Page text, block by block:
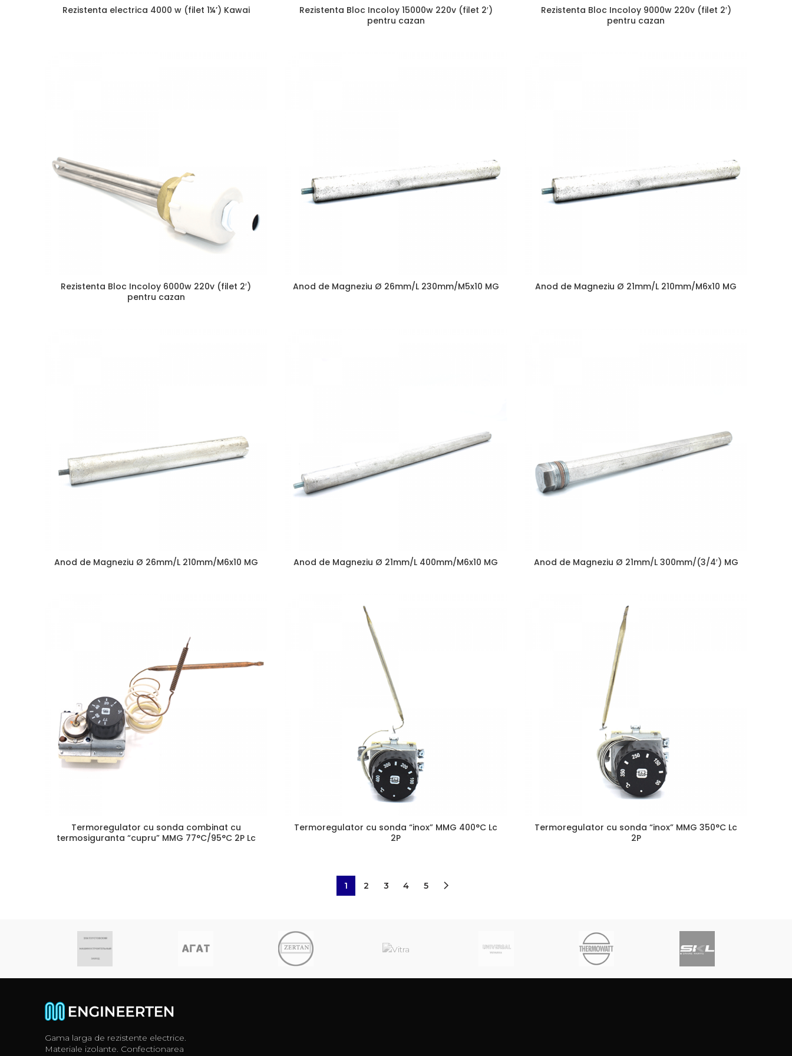
Rezistenta electrica 4000 w (filet 1¼’) Kawai
Rezistenta Bloc Incoloy 15000w 220v (filet 2′)
pentru cazan
Rezistenta Bloc Incoloy 9000w 220v (filet 2′)
pentru cazan
Rezistenta Bloc Incoloy 6000w 220v (filet 2′)
pentru cazan
Anod de Magneziu Ø 26mm/L 230mm/M5x10 MG Anod de Magneziu Ø 21mm/L 210mm/M6x10 MG
Anod de Magneziu Ø 26mm/L 210mm/M6x10 MG Anod de Magneziu Ø 21mm/L 400mm/M6x10 MG Anod de Magneziu Ø 21mm/L 300mm/(3/4′) MG
Termoregulator cu sonda combinat cu
termosiguranta “cupru” MMG 77°C/95°C 2P Lc
Termoregulator cu sonda “inox” MMG 400°C Lc
2P
Termoregulator cu sonda “inox” MMG 350°C Lc
2P
1 2 3 4 5
Gama larga de rezistente electrice.
Materiale izolante. Confectionarea